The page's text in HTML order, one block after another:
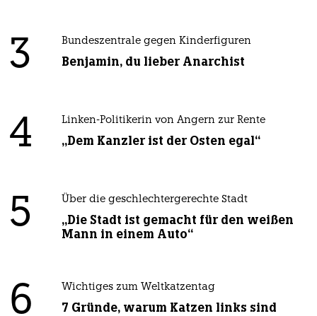
3 Bundeszentrale gegen Kinderfiguren
Benjamin, du lieber Anarchist
4 Linken-Politikerin von Angern zur Rente
„Dem Kanzler ist der Osten egal“
5 Über die geschlechtergerechte Stadt
„Die Stadt ist gemacht für den weißen
Mann in einem Auto“
6 Wichtiges zum Weltkatzentag
7 Gründe, warum Katzen links sind